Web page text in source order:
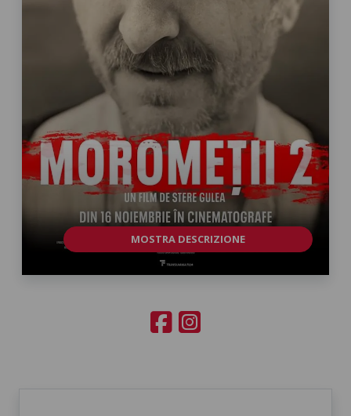
MOSTRA DESCRIZIONE